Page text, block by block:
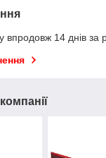
впродовж 14 днів за